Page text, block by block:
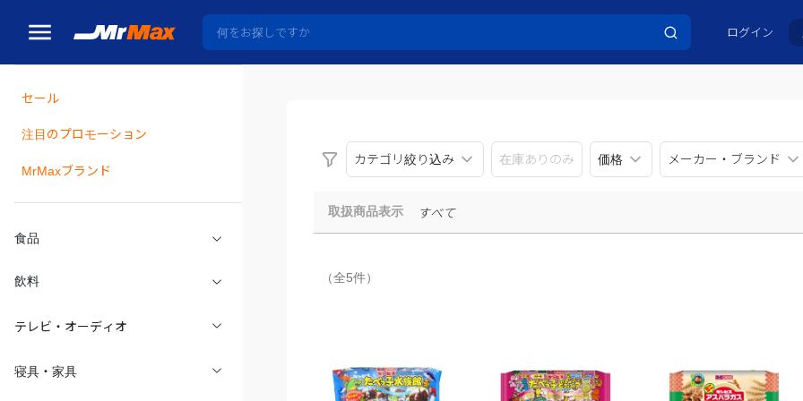
ログイン
セール
注目のプロモーション
MrMaxブランド
食品
飲料
テレビ・オーディオ
寝具・家具
カテゴリ絞り込み
在庫ありのみ 価格 メーカー・ブランド
取扱商品表示 すべて
（全5件）